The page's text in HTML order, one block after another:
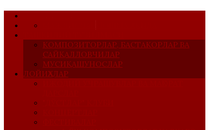
КОМПОЗИТОРЛАР, БАСТАКОРЛАР ВА
САЙҚАЛЛОВЧИЛАР
МУСИҚАШУНОСЛАР
ЛОЙИҲАЛАР